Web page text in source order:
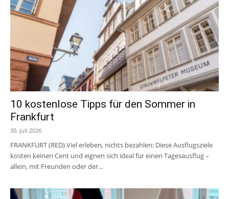
10 kostenlose Tipps für den Sommer in
Frankfurt
30. Juli 2026
FRANKFURT (RED) Viel erleben, nichts bezahlen: Diese Ausflugsziele
kosten keinen Cent und eignen sich ideal für einen Tagesausflug –
allein, mit Freunden oder der...